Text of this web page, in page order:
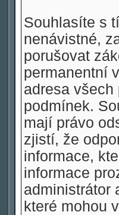
Souhlasíte s
nenávistné,
porušovat
permanentní
adresa
podmínek.
mají právo
zjistí, že
informace,
informace
administrátor
které mohou